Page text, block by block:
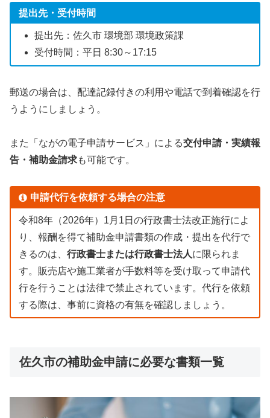
提出先・受付時間
提出先：佐久市 環境部 環境政策課
受付時間：平日 8:30～17:15
郵送の場合は、配達記録付きの利用や電話で到着確認を行
うようにしましょう。
また「ながの電子申請サービス」による交付申請・実績報
告・補助金請求も可能です。
申請代行を依頼する場合の注意
令和8年（2026年）1月1日の行政書士法改正施行によ
り、報酬を得て補助金申請書類の作成・提出を代行で
きるのは、 行政書士または行政書士法人に限られま
す。販売店や施工業者が手数料等を受け取って申請代
行を行うことは法律で禁止されています。代行を依頼
する際は、事前に資格の有無を確認しましょう。
佐久市の補助金申請に必要な書類一覧